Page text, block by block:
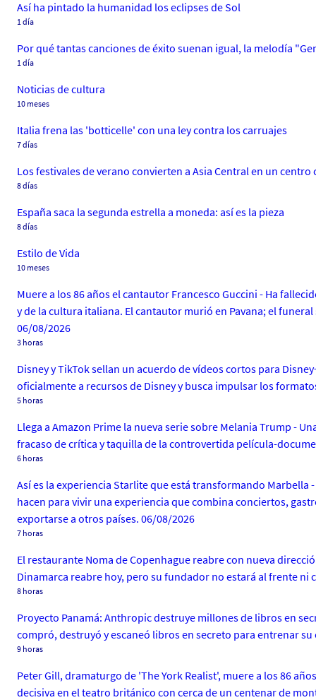
Así ha pintado la humanidad los eclipses de Sol
1 día
Por qué tantas canciones de éxito suenan igual, la melodía
1 día
Noticias de cultura
10 meses
Italia frena las 'botticelle' con una ley contra los carruajes
7 días
Los festivales de verano convierten a Asia Central en un
8 días
España saca la segunda estrella a moneda: así es la pieza
8 días
Estilo de Vida
10 meses
Muere a los 86 años el cantautor Francesco Guccini - Ha
y de la cultura italiana. El cantautor murió en Pavana; el
06/08/2026
3 horas
Disney y TikTok sellan un acuerdo de vídeos cortos para
oficialmente a recursos de Disney y busca impulsar los
5 horas
Llega a Amazon Prime la nueva serie sobre Melania Trump -
fracaso de crítica y taquilla de la controvertida película-
6 horas
Así es la experiencia Starlite que está transformando Marbella
hacen para vivir una experiencia que combina conciertos,
exportarse a otros países. 06/08/2026
7 horas
El restaurante Noma de Copenhague reabre con nueva
Dinamarca reabre hoy, pero su fundador no estará al frente ni
8 horas
Proyecto Panamá: Anthropic destruye millones de libros en
compró, destruyó y escaneó libros en secreto para entrenar
9 horas
Peter Gill, dramaturgo de 'The York Realist', muere a los 86
decisiva en el teatro británico con cerca de un centenar de